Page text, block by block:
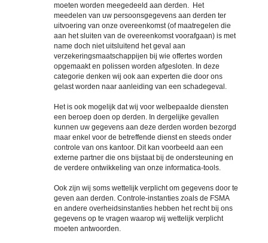
moeten worden meegedeeld aan derden. Het
meedelen van uw persoonsgegevens aan derden ter
uitvoering van onze overeenkomst (of maatregelen die
aan het sluiten van de overeenkomst voorafgaan) is met
name doch niet uitsluitend het geval aan
verzekeringsmaatschappijen bij wie offertes worden
opgemaakt en polissen worden afgesloten. In deze
categorie denken wij ook aan experten die door ons
gelast worden naar aanleiding van een schadegeval.
Het is ook mogelijk dat wij voor welbepaalde diensten
een beroep doen op derden. In dergelijke gevallen
kunnen uw gegevens aan deze derden worden bezorgd
maar enkel voor de betreffende dienst en steeds onder
controle van ons kantoor. Dit kan voorbeeld aan een
externe partner die ons bijstaat bij de ondersteuning en
de verdere ontwikkeling van onze informatica-tools.
Ook zijn wij soms wettelijk verplicht om gegevens door te
geven aan derden. Controle-instanties zoals de FSMA
en andere overheidsinstanties hebben het recht bij ons
gegevens op te vragen waarop wij wettelijk verplicht
moeten antwoorden.